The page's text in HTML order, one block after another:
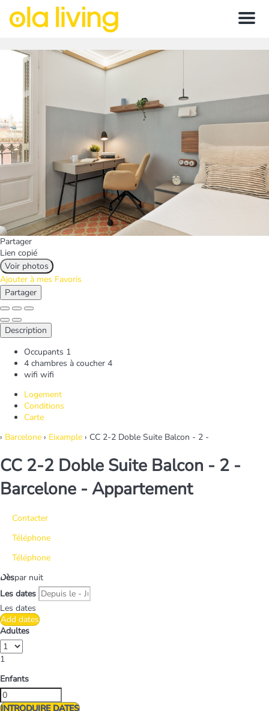
Menu
Partager
Lien copié
Voir photos
Ajouter à mes Favoris
Partager
Description
Occupants 1
4 chambres à coucher 4
wifi wifi
Logement
Conditions
Carte
› Barcelone › Eixample › CC 2-2 Doble Suite Balcon - 2 -
CC 2-2 Doble Suite Balcon - 2 -
Barcelone - Appartement
Contacter
Téléphone
Téléphone
Dèspar nuit
Les dates
Les dates
Add dates
Adultes
1
Enfants
INTRODUIRE DATES